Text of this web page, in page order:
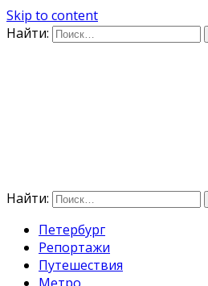
Skip to content
Найти:
Найти:
Петербург
Репортажи
Путешествия